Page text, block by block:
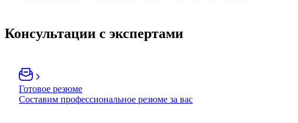
Консультации с экспертами
Готовое резюме
Составим профессиональное резюме за вас